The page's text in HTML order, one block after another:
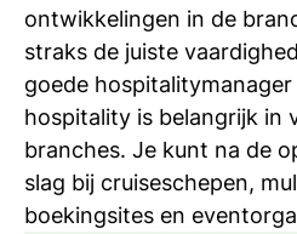
ontwikkelingen in de
straks de juiste
goede hospitalitymanager
hospitality is belangrijk in
branches. Je kunt na de
slag bij cruiseschepen,
boekingsites en